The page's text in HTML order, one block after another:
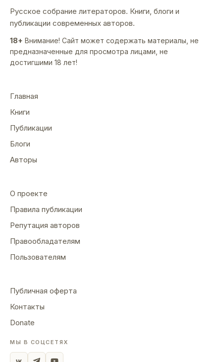
Русское собрание литераторов. Книги, блоги и
публикации современных авторов.
18+ Внимание! Сайт может содержать материалы, не
предназначенные для просмотра лицами, не
достигшими 18 лет!
Главная
Книги
Публикации
Блоги
Авторы
О проекте
Правила публикации
Репутация авторов
Правообладателям
Пользователям
Публичная оферта
Контакты
Donate
МЫ В СОЦСЕТЯХ